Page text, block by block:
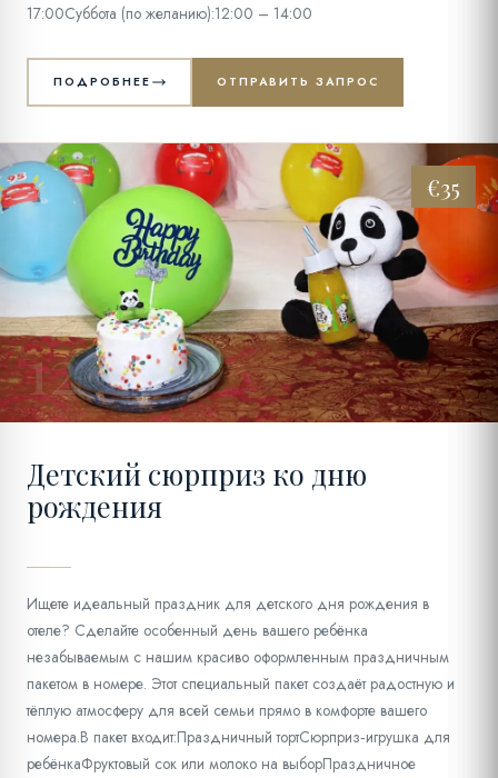
17:00Суббота (по желанию):12:00 – 14:00
ПОДРОБНЕЕ ОТПРАВИТЬ ЗАПРОС
€35
12
Детский сюрприз ко дню
рождения
Ищете идеальный праздник для детского дня рождения в
отеле? Сделайте особенный день вашего ребёнка
незабываемым с нашим красиво оформленным праздничным
пакетом в номере. Этот специальный пакет создаёт радостную и
тёплую атмосферу для всей семьи прямо в комфорте вашего
номера.В пакет входит:Праздничный тортСюрприз‑игрушка для
ребёнкаФруктовый сок или молоко на выборПраздничное